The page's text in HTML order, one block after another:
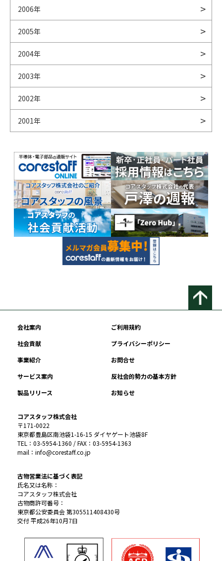
2006年
2005年
2004年
2003年
2002年
2001年
会社案内
ご利用規約
社会貢献
プライバシーポリシー
事業紹介
お問合せ
サービス案内
反社会的勢力の基本方針
製品リリース
お知らせ
コアスタッフ株式会社
〒171-0022
東京都豊島区南池袋1-16-15 ダイヤゲート池袋8F
TEL：03-5954-1360 / FAX：03-5954-1363
mail：info@corestaff.co.jp
古物営業法に基づく表記
氏名又は名称：
コアスタッフ株式会社
古物商許可番号：
東京都公安委員会 第305511408430号
交付 平成26年10月7日